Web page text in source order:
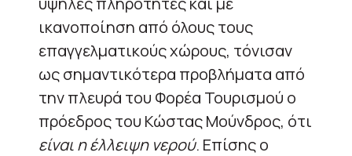
ικανοποίηση από όλους τους
επαγγελματικούς χώρους, τόνισαν
ως σημαντικότερα προβλήματα από
την πλευρά του Φορέα Τουρισμού ο
πρόεδρος του Κώστας Μούνδρος, ότι
είναι η έλλειψη νερού. Επίσης ο